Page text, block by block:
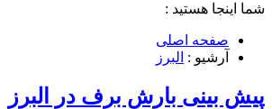
شما اینجا هستید :
صفحه اصلی
آرشیو : البرز
پیش بینی بارش برف در البرز